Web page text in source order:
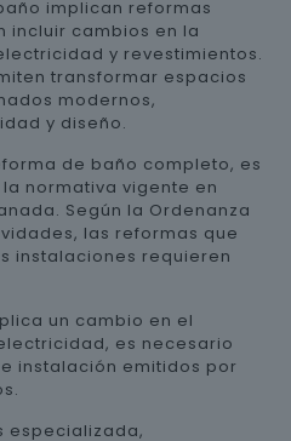
implican reformas
incluir cambios en la
y revestimientos.
transformar espacios
modernos,
y diseño.
de baño completo, es
normativa vigente en
Según la Ordenanza
las reformas que
instalaciones requieren
un cambio en el
es necesario
instalación emitidos por
especializada,